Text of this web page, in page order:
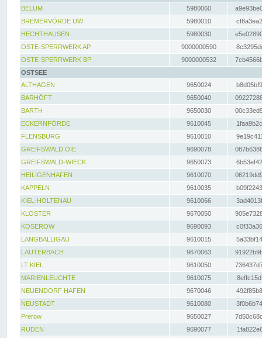
BELUM
5980060
BREMERVÖRDE UW
5980010
HECHTHAUSEN
5980030
OSTE-SPERRWERK AP
9000000590
OSTE-SPERRWERK BP
9000000532
OSTSEE
ALTHAGEN
9650024
BARHÖFT
9650040
BARTH
9650030
ECKERNFÖRDE
9610045
FLENSBURG
9610010
GREIFSWALD OIE
9690078
GREIFSWALD-WIECK
9650073
HEILIGENHAFEN
9610070
KAPPELN
9610035
KIEL-HOLTENAU
9610066
KLOSTER
9670050
KOSEROW
9690093
LANGBALLIGAU
9610015
LAUTERBACH
9670063
LT KIEL
9610050
MARIENLEUCHTE
9610075
NEUENDORF HAFEN
9670046
NEUSTADT
9610080
Prerow
9650027
RUDEN
9690077